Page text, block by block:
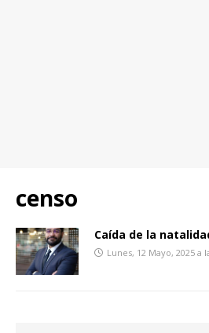
censo
Caída de la
Lunes, 12 Mayo, 2025 a